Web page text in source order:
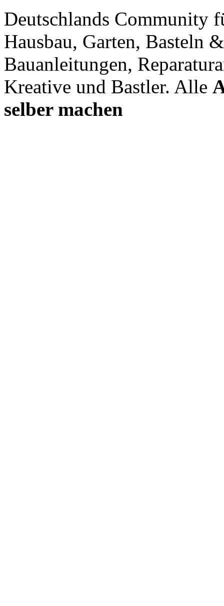
Deutschlands Community
Hausbau, Garten, Basteln
Bauanleitungen,
Kreative und Bastler. Alle
selber machen